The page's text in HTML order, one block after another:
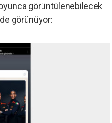
görüntülenebilecek
görünüyor: